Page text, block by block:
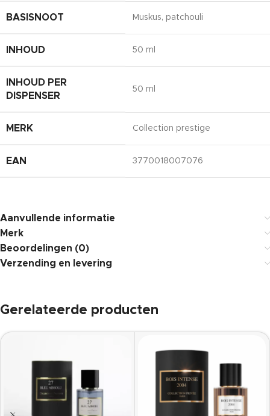
BASISNOOT Muskus, patchouli
INHOUD 50 ml
INHOUD PER
DISPENSER
50 ml
MERK Collection prestige
EAN 3770018007076
Aanvullende informatie
Merk
Beoordelingen (0)
Verzending en levering
Gerelateerde producten